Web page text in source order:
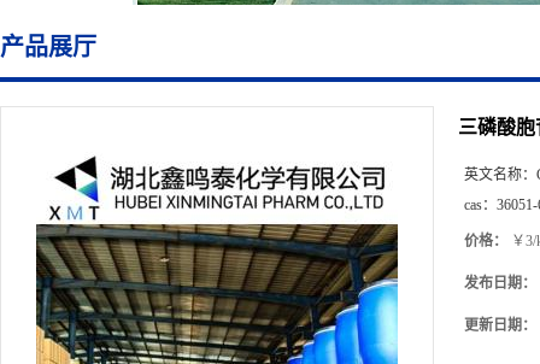
产品展厅
三磷酸
英文名称：
cas：
价格： ￥3/
发布日期：
更新日期：